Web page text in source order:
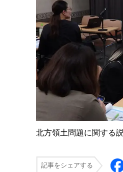
北方領土問題に関する
記事をシェアする